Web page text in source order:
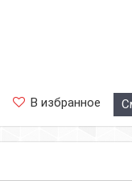
В избранное